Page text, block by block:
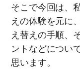
そこで今回は、
えの体験を元に
え替えの手順、
ントなどについ
思います。